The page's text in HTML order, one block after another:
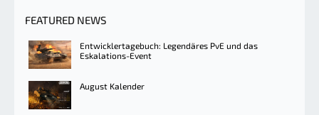
FEATURED NEWS
Entwicklertagebuch: Legendäres PvE und das
Eskalations-Event
August Kalender